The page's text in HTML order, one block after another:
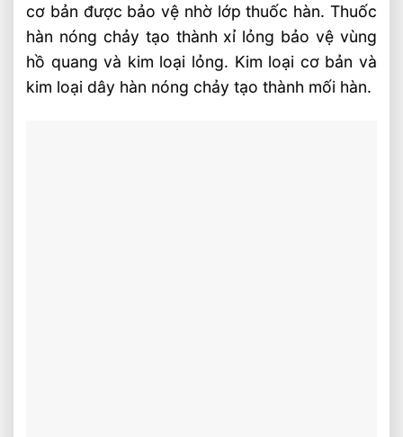
cơ bản được bảo vệ nhờ lớp thuốc hàn. Thuốc
hàn nóng chảy tạo thành xỉ lỏng bảo vệ vùng
hồ quang và kim loại lỏng. Kim loại cơ bản và
kim loại dây hàn nóng chảy tạo thành mối hàn.